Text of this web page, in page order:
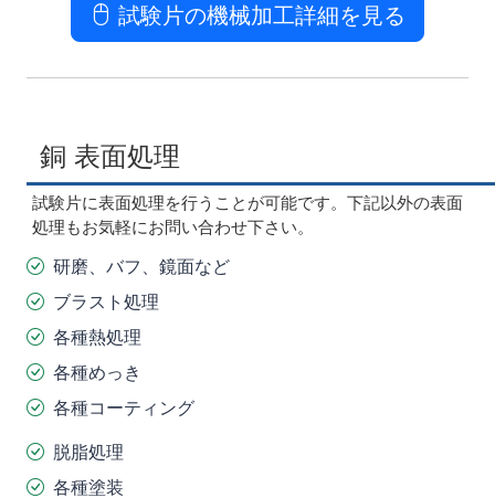
試験片の機械加工詳細を見る
銅 表面処理
試験片に表面処理を行うことが可能です。下記以外の表面
処理もお気軽にお問い合わせ下さい。
研磨、バフ、鏡面など
ブラスト処理
各種熱処理
各種めっき
各種コーティング
脱脂処理
各種塗装